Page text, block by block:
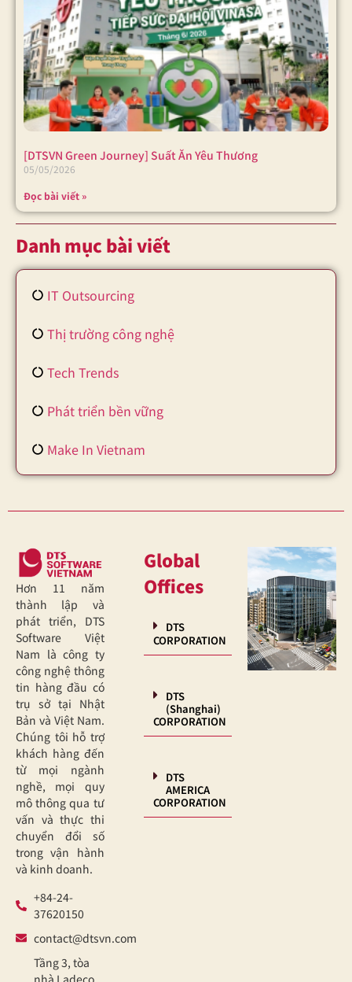
[DTSVN Green Journey] Suất Ăn Yêu Thương
05/05/2026
Đọc bài viết »
Danh mục bài viết
IT Outsourcing
Thị trường công nghệ
Tech Trends
Phát triển bền vững
Make In Vietnam
Hơn 11 năm
thành lập và
phát triển, DTS
Software Việt
Nam là công ty
công nghệ thông
tin hàng đầu có
trụ sở tại Nhật
Bản và Việt Nam.
Chúng tôi hỗ trợ
khách hàng đến
từ mọi ngành
nghề, mọi quy
mô thông qua tư
vấn và thực thi
chuyển đổi số
trong vận hành
và kinh doanh.
+84-24-
37620150
contact@dtsvn.com
Tầng 3, tòa
nhà Ladeco,
Global
Offices
DTS
CORPORATION
DTS
(Shanghai)
CORPORATION
DTS
AMERICA
CORPORATION